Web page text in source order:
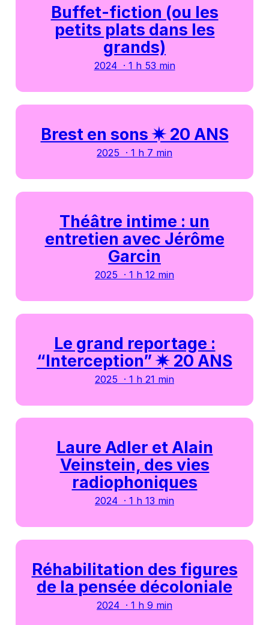
Buffet-fiction (ou les
petits plats dans les
grands)
2024 · 1 h 53 min
Brest en sons ✷ 20 ANS
2025 · 1 h 7 min
Théâtre intime : un
entretien avec Jérôme
Garcin
2025 · 1 h 12 min
Le grand reportage :
“Interception” ✷ 20 ANS
2025 · 1 h 21 min
Laure Adler et Alain
Veinstein, des vies
radiophoniques
2024 · 1 h 13 min
Réhabilitation des figures
de la pensée décoloniale
2024 · 1 h 9 min